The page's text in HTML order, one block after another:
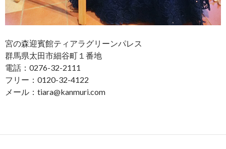
宮の森迎賓館ティアラグリーンパレス
群馬県太田市細谷町１番地
電話：0276-32-2111
フリー：0120-32-4122
メール：tiara@kanmuri.com